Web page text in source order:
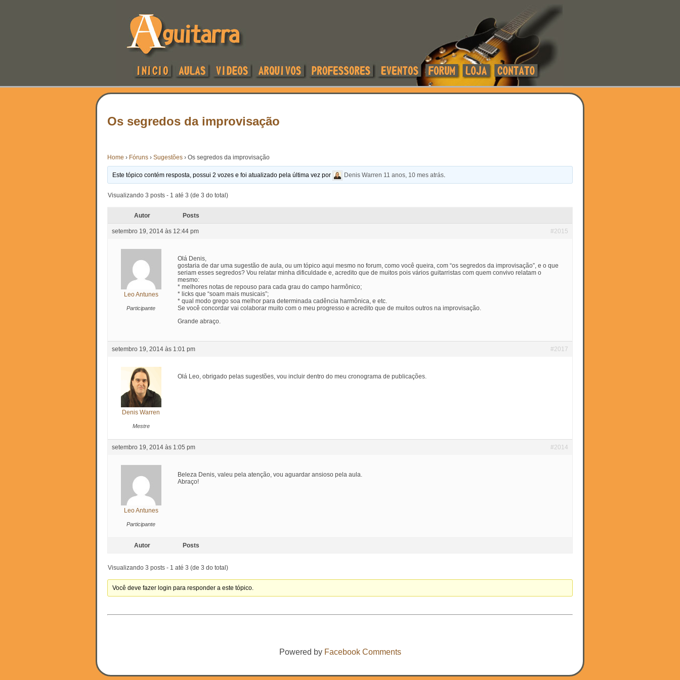
Os segredos da improvisação
Home › Fóruns › Sugestões › Os segredos da improvisação
Este tópico contém resposta, possui 2 vozes e foi atualizado pela última vez por Denis Warren 11 anos, 10 mes atrás.
Visualizando 3 posts - 1 até 3 (de 3 do total)
Autor Posts
setembro 19, 2014 às 12:44 pm #2015
Leo Antunes
Participante
Olá Denis,
gostaria de dar uma sugestão de aula, ou um tópico aqui mesmo no forum, como você queira, com “os segredos da improvisação”, e o que
seriam esses segredos? Vou relatar minha dificuldade e, acredito que de muitos pois vários guitarristas com quem convivo relatam o
mesmo:
* melhores notas de repouso para cada grau do campo harmônico;
* licks que “soam mais musicais”;
* qual modo grego soa melhor para determinada cadência harmônica, e etc.
Se você concordar vai colaborar muito com o meu progresso e acredito que de muitos outros na improvisação.
Grande abraço.
setembro 19, 2014 às 1:01 pm #2017
Denis Warren
Mestre
Olá Leo, obrigado pelas sugestões, vou incluir dentro do meu cronograma de publicações.
setembro 19, 2014 às 1:05 pm #2014
Leo Antunes
Participante
Beleza Denis, valeu pela atenção, vou aguardar ansioso pela aula.
Abraço!
Autor Posts
Visualizando 3 posts - 1 até 3 (de 3 do total)
Você deve fazer login para responder a este tópico.
Powered by Facebook Comments